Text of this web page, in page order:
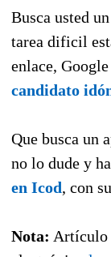
Busca usted
tarea dificil
enlace,
candidato
Que busca un
no lo dude y
en Icod, con
Nota: Artículo